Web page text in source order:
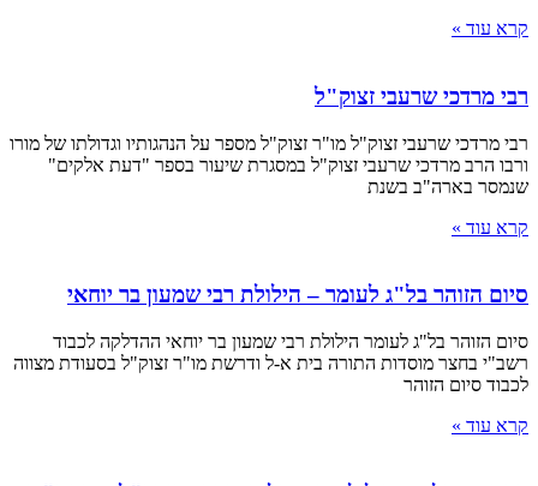
קרא עוד »
רבי מרדכי שרעבי זצוק"ל
רבי מרדכי שרעבי זצוק"ל מו"ר זצוק"ל מספר על הנהגותיו וגדולתו של מורו
ורבו הרב מרדכי שרעבי זצוק"ל במסגרת שיעור בספר "דעת אלקים"
שנמסר בארה"ב בשנת
קרא עוד »
סיום הזוהר בל"ג לעומר – הילולת רבי שמעון בר יוחאי
סיום הזוהר בל"ג לעומר הילולת רבי שמעון בר יוחאי ההדלקה לכבוד
רשב"י בחצר מוסדות התורה בית א-ל ודרשת מו"ר זצוק"ל בסעודת מצווה
לכבוד סיום הזוהר
קרא עוד »